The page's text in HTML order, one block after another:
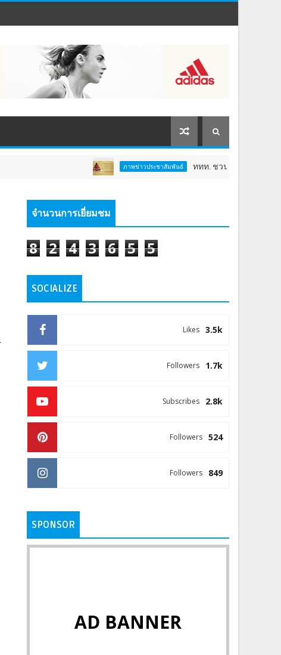
ภาพข่าวประชาสัมพันธ์ ททท. ชวนสัมผัสพลังแห่งศรัทธา ร่
จำนวนการเยี่ยมชม
8 2 4 3 6 5 5
SOCIALIZE
3.5k
Likes
1.7k
Followers
2.8k
Subscribes
524
Followers
849
Followers
SPONSOR
AD BANNER